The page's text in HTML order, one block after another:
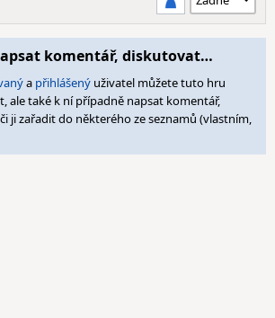
komentář, diskutovat…
a přihlášený uživatel můžete tuto hru
ale také k ní případně napsat komentář,
ji zařadit do některého ze seznamů (vlastním,